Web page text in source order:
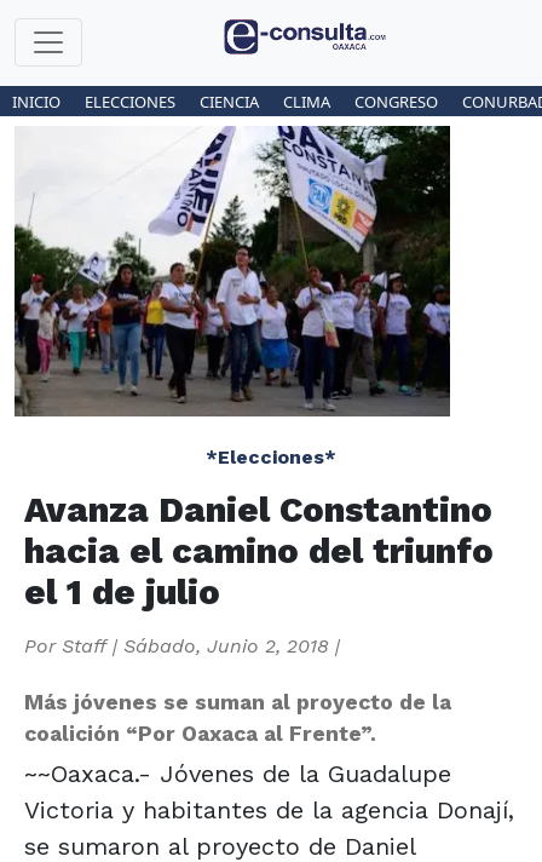
INICIO ELECCIONES CIENCIA CLIMA CONGRESO
*Elecciones*
Avanza Daniel Constantino
hacia el camino del triunfo
el 1 de julio
Por Staff| Sábado, Junio 2, 2018 |
Más jóvenes se suman al proyecto de la
coalición “Por Oaxaca al Frente”.
~~Oaxaca.- Jóvenes de la Guadalupe
Victoria y habitantes de la agencia Donají,
se sumaron al proyecto de Daniel